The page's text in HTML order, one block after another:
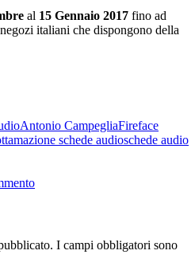
al 15 Gennaio 2017 fino ad
italiani che dispongono della
Antonio CampegliaFireface
schede audioschede audio
I campi obbligatori sono